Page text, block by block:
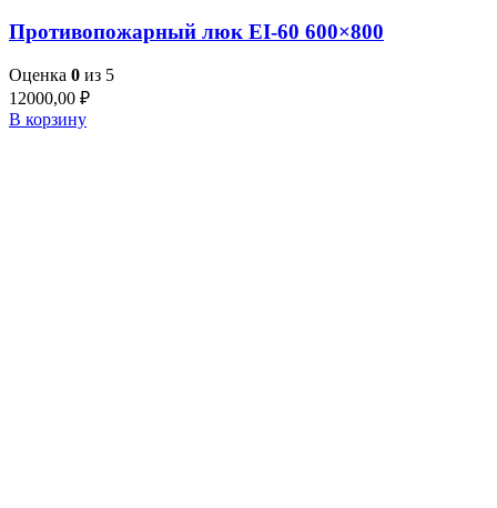
Противопожарный люк EI-60 600×800
Оценка 0 из 5
12000,00 ₽
В корзину